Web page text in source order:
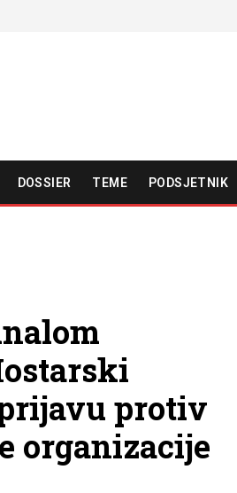
DOSSIER TEME PODSJETNIK
protiv
organizacije